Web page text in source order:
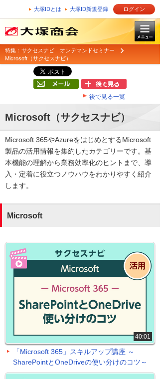
大塚IDとは 大塚ID新規登録 ログイン
特集：サクセスナビ オンデマンドセミナー
Microsoft（サクセスナビ）
後で見る一覧
Microsoft（サクセスナビ）
Microsoft 365やAzureをはじめとするMicrosoft
製品の活用情報を集約したカテゴリーです。基
本機能の理解から業務効率化のヒントまで、導
入・定着に役立つノウハウをわかりやすく紹介
します。
Microsoft
40:01
「Microsoft 365」スキルアップ講座 ～
SharePointとOneDriveの使い分けのコツ～